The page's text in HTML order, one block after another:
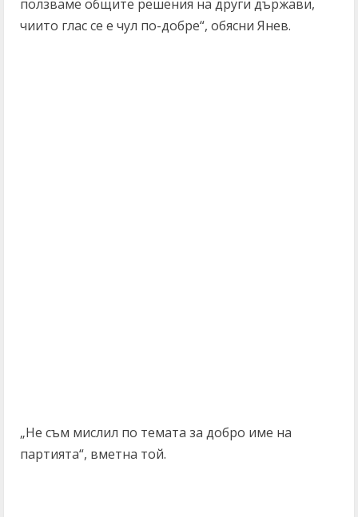
ползваме общите решения на други държави,
чиито глас се е чул по-добре“, обясни Янев.
„Не съм мислил по темата за добро име на
партията“, вметна той.